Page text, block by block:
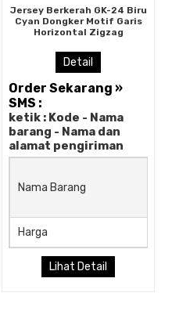
Jersey Berkerah GK-33 Biru
Vertikal Clean dan Fresh
Rp (Hubungi CS)
Jersey Berkerah GK-24 Biru
Cyan Dongker Motif Garis
Horizontal Zigzag
Detail
Order Sekarang »
SMS :
ketik : Kode - Nama
barang - Nama dan
alamat pengiriman
Nama Barang
Harga
Lihat Detail